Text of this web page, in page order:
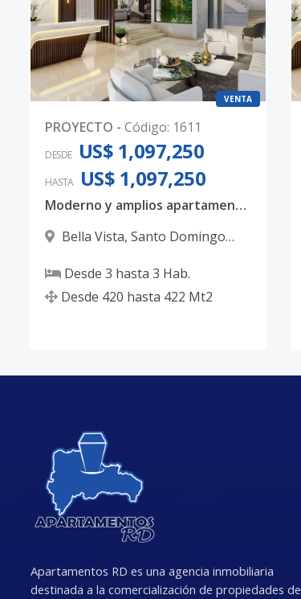
VENTA
PROYECTO - Código: 1611
DESDE US$ 1,097,250
HASTA US$ 1,097,250
Moderno y amplios apartamentos en Bella Vista, con 3 habitaciones, 3.5 baños y 4 parqueos techados
Bella Vista, Santo Domingo
Desde 3 hasta 3 Hab.
Desde 420 hasta 422 Mt2
Apartamentos RD es una agencia inmobiliaria
destinada a la comercialización de propiedades de